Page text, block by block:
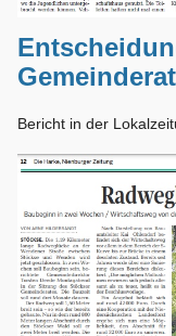
Bericht in der